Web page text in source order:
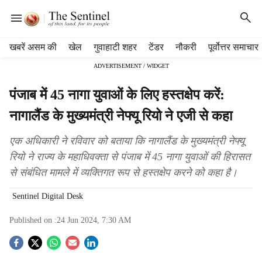
खबरें असम की खेल गुवाहाटी शहर टेंडर नौकरी पूर्वोत्तर समाचार
ADVERTISEMENT / WIDGET
पंजाब में 45 नागा युवाओं के लिए हस्तक्षेप करें:
नागालैंड के मुख्यमंत्री नेफ्यू रियो ने एजी से कहा
एक अधिकारी ने रविवार को बताया कि नागालैंड के मुख्यमंत्री नेफ्यू
रियो ने राज्य के महाधिवक्ता से पंजाब में 45 नागा युवाओं की हिरासत
से संबंधित मामले में व्यक्तिगत रूप से हस्तक्षेप करने को कहा है।
Sentinel Digital Desk
Published on :24 Jun 2024, 7:30 AM
S